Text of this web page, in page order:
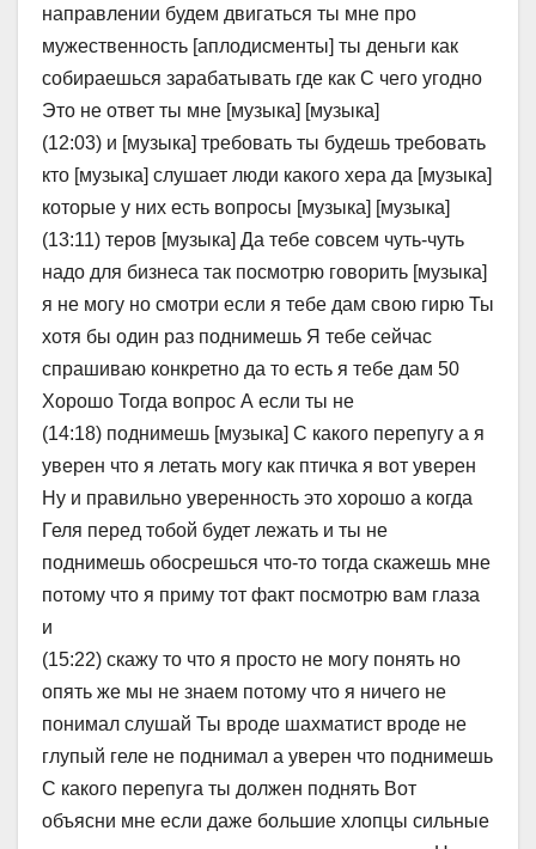
направлении будем двигаться ты мне про
мужественность [аплодисменты] ты деньги как
собираешься зарабатывать где как С чего угодно
Это не ответ ты мне [музыка] [музыка]
(12:03) и [музыка] требовать ты будешь требовать
кто [музыка] слушает люди какого хера да [музыка]
которые у них есть вопросы [музыка] [музыка]
(13:11) теров [музыка] Да тебе совсем чуть-чуть
надо для бизнеса так посмотрю говорить [музыка]
я не могу но смотри если я тебе дам свою гирю Ты
хотя бы один раз поднимешь Я тебе сейчас
спрашиваю конкретно да то есть я тебе дам 50
Хорошо Тогда вопрос А если ты не
(14:18) поднимешь [музыка] С какого перепугу а я
уверен что я летать могу как птичка я вот уверен
Ну и правильно уверенность это хорошо а когда
Геля перед тобой будет лежать и ты не
поднимешь обосрешься что-то тогда скажешь мне
потому что я приму тот факт посмотрю вам глаза
и
(15:22) скажу то что я просто не могу понять но
опять же мы не знаем потому что я ничего не
понимал слушай Ты вроде шахматист вроде не
глупый геле не поднимал а уверен что поднимешь
С какого перепуга ты должен поднять Вот
объясни мне если даже большие хлопцы сильные